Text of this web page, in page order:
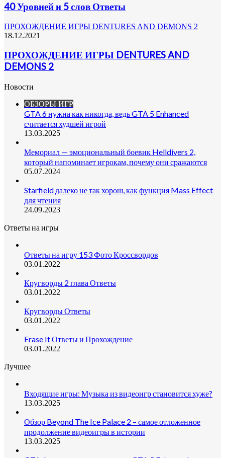
40 Уровней и 5 слов Ответы
ПРОХОЖДЕНИЕ ИГРЫ DENTURES AND DEMONS 2
18.12.2021
ПРОХОЖДЕНИЕ ИГРЫ DENTURES AND
DEMONS 2
Новости
ОБЗОРЫ ИГР
GTA 6 нужна как никогда, ведь GTA 5 Enhanced
считается худшей игрой
13.03.2025
Мемориал — эмоциональный боевик Helldivers 2,
который напоминает игрокам, почему они сражаются
05.07.2024
Starfield далеко не так хорош, как функция Mass Effect
для чтения
24.09.2023
Ответы на игры
Ответы на игру 153 Фото Кроссвордов
03.01.2022
Кругворды 2 глава Ответы
03.01.2022
Кругворды Ответы
03.01.2022
Erase It Ответы и Прохождение
03.01.2022
Лучшее
Входящие игры: Музыка из видеоигр становится хуже?
13.03.2025
Обзор Beyond The Ice Palace 2 – самое отложенное
продолжение видеоигры в истории
13.03.2025